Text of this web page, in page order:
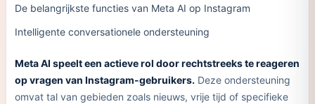
De belangrijkste functies van Meta AI op Instagram
Intelligente conversationele ondersteuning
Meta AI speelt een actieve rol door rechtstreeks te reageren
op vragen van Instagram-gebruikers. Deze ondersteuning
omvat tal van gebieden zoals nieuws, vrije tijd of specifieke